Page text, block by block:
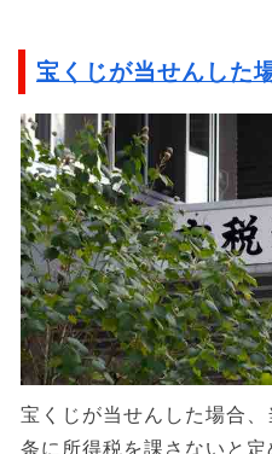
宝くじが当せんした
宝くじが当せんした場合
条に所得税を課さないと